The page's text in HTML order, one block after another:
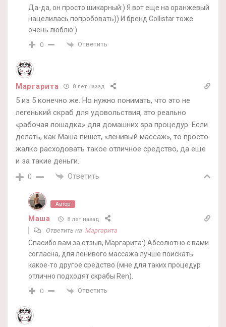
Да-да, он просто шикарный:) Я вот еще на оранжевый
нацелилась попробовать)) И бренд Collistar тоже
очень люблю:)
0 Ответить
Маргарита 8 лет назад
5 из 5 конечно же. Но нужно понимать, что это не
легенький скраб для удовольствия, это реально
«рабочая лошадка» для домашних spa процедур. Если
делать, как Маша пишет, «ленивый массаж», то просто
жалко расходовать такое отличное средство, да еще
и за такие деньги.
0 Ответить
Автор
Маша 8 лет назад
Ответить на Маргарита
Спасибо вам за отзыв, Маргарита:) Абсолютно с вами
согласна, для ленивого массажа лучше поискать
какое-то другое средство (мне для таких процедур
отлично подходят скрабы Ren).
0 Ответить